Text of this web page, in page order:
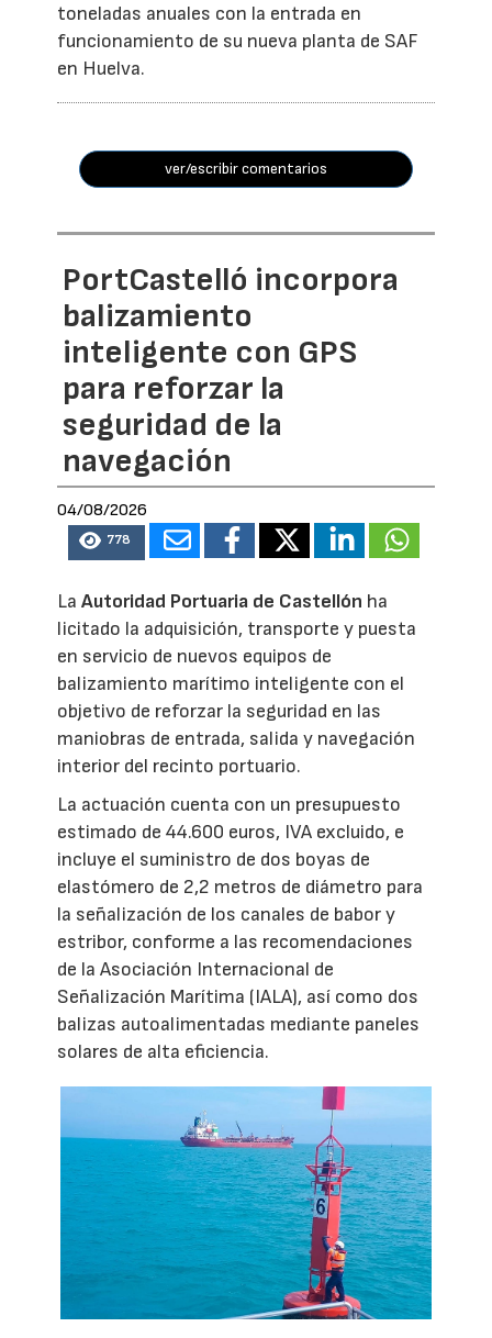
toneladas anuales con la entrada en
funcionamiento de su nueva planta de SAF
en Huelva.
ver/escribir comentarios
PortCastelló incorpora
balizamiento
inteligente con GPS
para reforzar la
seguridad de la
navegación
04/08/2026
778
LaAutoridad Portuaria de Castellón ha
licitado la adquisición, transporte y puesta
en servicio de nuevos equipos de
balizamiento marítimo inteligente con el
objetivo de reforzar la seguridad en las
maniobras de entrada, salida y navegación
interior del recinto portuario.
La actuación cuenta con un presupuesto
estimado de 44.600 euros, IVA excluido, e
incluye el suministro de dos boyas de
elastómero de 2,2 metros de diámetro para
la señalización de los canales de babor y
estribor, conforme a las recomendaciones
de la Asociación Internacional de
Señalización Marítima (IALA), así como dos
balizas autoalimentadas mediante paneles
solares de alta eficiencia.